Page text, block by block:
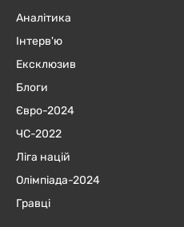
Аналітика
Інтерв'ю
Ексклюзив
Блоги
Євро-2024
ЧC-2022
Ліга націй
Олімпіада-2024
Гравці